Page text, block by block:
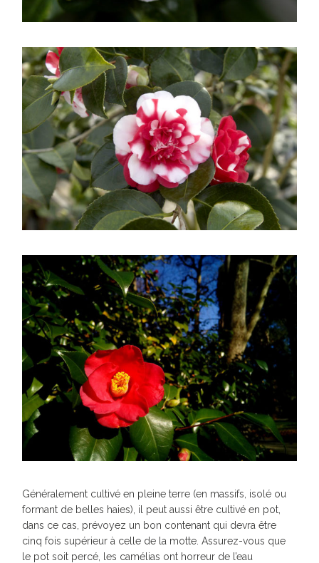
Généralement cultivé en pleine terre (en massifs, isolé ou
formant de belles haies), il peut aussi être cultivé en pot,
dans ce cas, prévoyez un bon contenant qui devra être
cinq fois supérieur à celle de la motte. Assurez-vous que
le pot soit percé, les camélias ont horreur de l’eau